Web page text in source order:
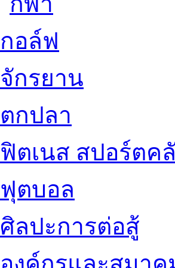
กอล์ฟ
จักรยาน
ตกปลา
ฟิตเนส สปอร์ตค
ฟุตบอล
ศิลปะการต่อสู้